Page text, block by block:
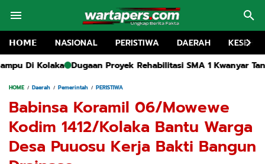
𝗛𝗢𝗠𝗘 NASIONAL PERISTIWA DAERAH
Proyek Rehabilitasi SMA 1 Kwanyar Tanpa Papan Informasi
HOME Daerah Pemerintah PERISTIWA
Babinsa Koramil 06/Mowewe
Kodim 1412/Kolaka Bantu Warga
Desa Puuosu Kerja Bakti Bangun